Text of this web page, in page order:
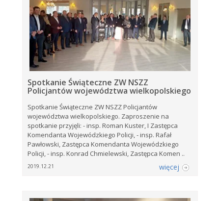
Spotkanie Świąteczne ZW NSZZ
Policjantów województwa wielkopolskiego
Spotkanie Świąteczne ZW NSZZ Policjantów
województwa wielkopolskiego. Zaproszenie na
spotkanie przyjęli: - insp. Roman Kuster, I Zastępca
Komendanta Wojewódzkiego Policji, - insp. Rafał
Pawłowski, Zastępca Komendanta Wojewódzkiego
Policji, - insp. Konrad Chmielewski, Zastępca Komen ..
2019.12.21 więcej